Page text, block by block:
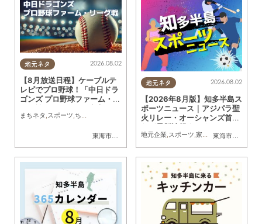
地元ネタ
東海市
,大府市 知多市,東浦町,常滑市,武豊町,美浜町,
2026.08.02
【8月放送日程】ケーブルテ
レビでプロ野球！「中日ドラ
ゴンズ プロ野球ファーム・リ
まちネタ ,スポーツ,ちたまる広告
地元ネタ
東海市
,大府市
2026.08.02
【2026年8月版】知多半島ス
ポーツニュース｜アジパラ聖
火リレー・オーシャンズ首位
など最新情報まとめ
地元企業, スポーツ 家族 おひとりさま